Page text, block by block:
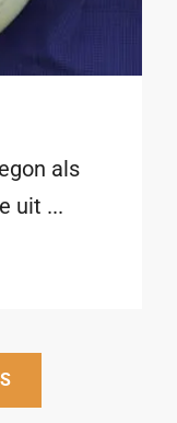
als
uit ...